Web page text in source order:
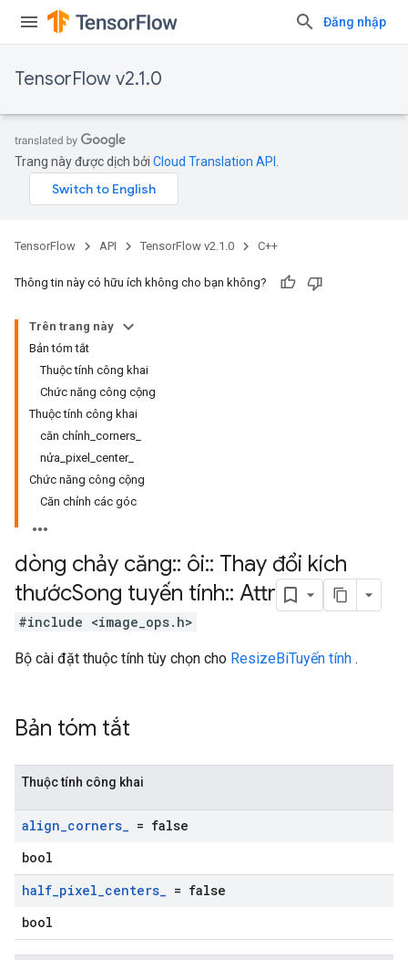
Đăng nhập
TensorFlow v2.1.0
Trang này được dịch bởi Cloud Translation API
TensorFlow API TensorFlow v2.1.0 C++
Thông tin này có hữu ích không cho bạn không?
Trên trang này
Bản tóm tắt
Thuộc tính công khai
Chức năng công cộng
Thuộc tính công khai
căn chỉnh_corners_
nửa_pixel_center_
Chức năng công cộng
Căn chỉnh các góc
dòng chảy căng:: ôi:: Thay đổi kích
thướcSong tuyến tính:: Attr
#include <image_ops.h>
Bộ cài đặt thuộc tính tùy chọn cho ResizeBiTuyến tính .
Bản tóm tắt
Thuộc tính công khai
align_corners_ = false
bool
half_pixel_centers_ = false
bool